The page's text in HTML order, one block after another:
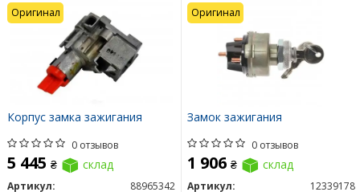
Корпус замка зажигания
0 отзывов
5 445 ₴ склад
Артикул:
88965342
Оригинал
Замок зажигания
0 отзывов
1 906 ₴ склад
Артикул:
12339178
Оригинал